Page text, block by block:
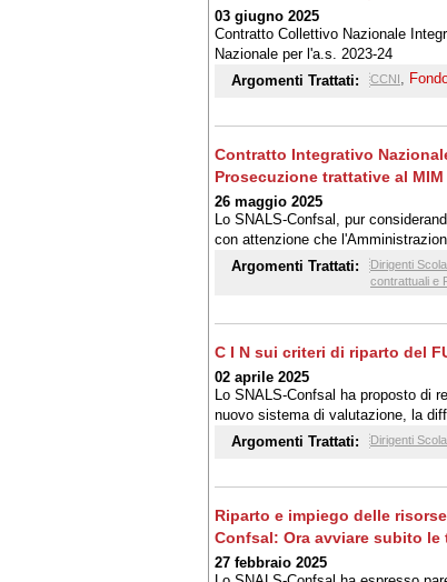
03 giugno 2025
Contratto Collettivo Nazionale
Nazionale per l'a.s. 2023-24
Argomenti Trattati:
CCNI,
Contratto Integrativo
Prosecuzione trattative al MIM
26 maggio 2025
Lo SNALS-Confsal, pur
con attenzione che
retributiva delle fasce
Argomenti Trattati: Dirigenti
contrattuali e
C I N sui criteri di riparto del
02 aprile 2025
Lo SNALS-Confsal ha proposto di
nuovo sistema di valutazione, la
valutazione
Argomenti Trattati: Dirigenti
Riparto e impiego delle
Confsal: Ora avviare subito le
27 febbraio 2025